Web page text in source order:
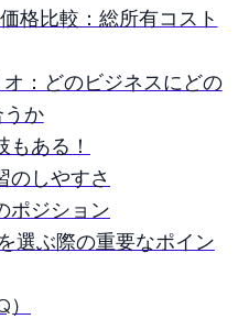
格比較：総所有コスト
：どのビジネスにどの
か
ある！
のしやすさ
ポジション
選ぶ際の重要なポイン